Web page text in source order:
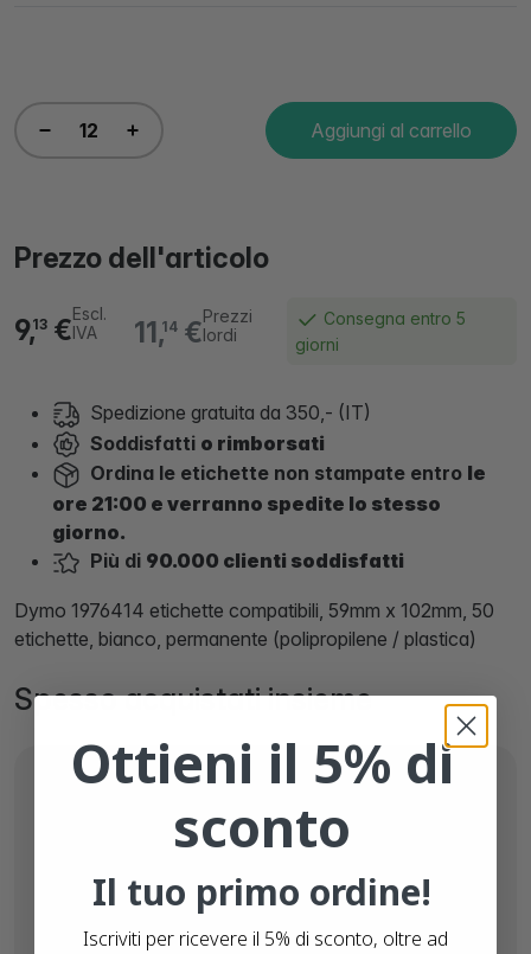
Aggiungi al carrello
Prezzo dell'articolo
11,14 €Prezzi
lordi
9,13 €Escl.
IVA
Consegna entro 5
giorni
Spedizione gratuita da 350,- (IT)
Soddisfatti o rimborsati
Ordina le etichette non stampate entro le
ore 21:00 e verranno spedite lo stesso
giorno.
Più di 90.000 clienti soddisfatti
Dymo 1976414 etichette compatibili, 59mm x 102mm, 50
etichette, bianco, permanente (polipropilene / plastica)
Spesso acquistati insieme
Ottieni il 5% di
sconto
Il tuo primo ordine!
Iscriviti per ricevere il 5% di sconto, oltre ad